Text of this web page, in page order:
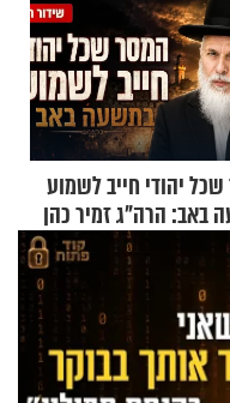
יהודי חייב לשמוע
באב: הרה"ג זמיר כהן
מיוחד